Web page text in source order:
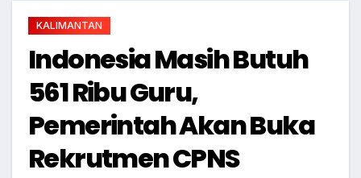
KALIMANTAN
Indonesia Masih Butuh
561 Ribu Guru,
Pemerintah Akan Buka
Rekrutmen CPNS